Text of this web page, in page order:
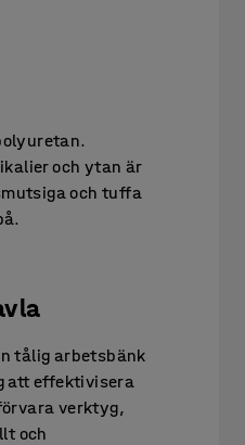
och ytan är
och tuffa
tålig arbetsbänk
att effektivisera
verktyg,
och